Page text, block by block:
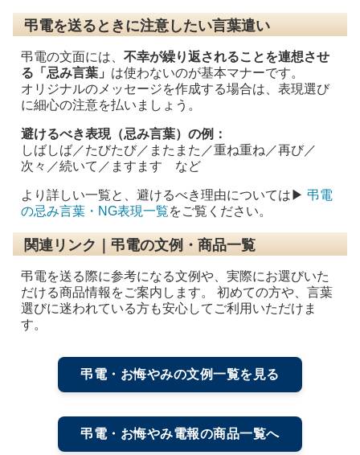
弔電を送るときに注意したい言葉遣い
弔電の文面には、 不幸が繰り返されることを連想させ
る「忌み言葉」 は使わないのが基本マナーです。
オリジナルのメッセージを作成する場合は、表現選び
に細心の注意を払いましょう。
避けるべき表現（忌み言葉）の例：
しばしば／たびたび／またまた／重ね重ね／再び／
次々／続いて／ますます など
より詳しい一覧と、避けるべき理由については▶ 弔電
の忌み言葉・NG表現一覧をご覧ください。
関連リンク｜弔電の文例・商品一覧
弔電を送る際に参考になる文例や、実際にお選びいた
だける商品情報をご案内します。 初めての方や、言葉
選びに迷われている方も安心してご利用いただけま
す。
弔電・お悔やみの文例一覧を見る
弔電・お悔やみ電報の商品一覧へ